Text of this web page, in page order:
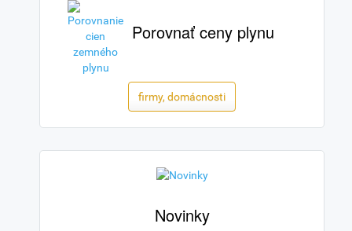
Porovnať ceny plynu
firmy, domácnosti
Novinky